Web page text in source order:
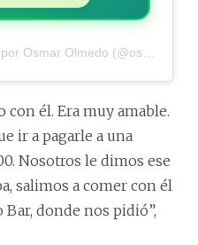
él. Era muy amable.
ir a pagarle a una
Nosotros le dimos ese
salimos a comer con él
donde nos pidió”,